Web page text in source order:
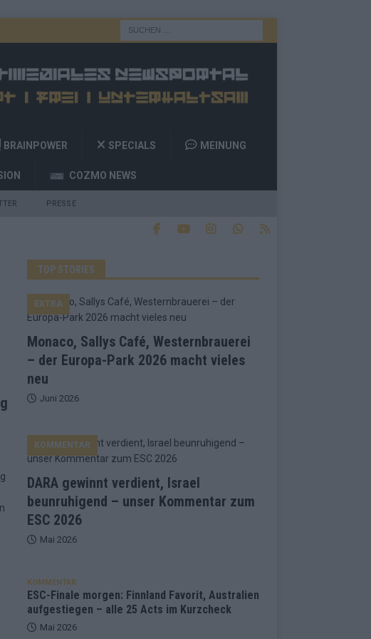
BRAINPOWER SPECIALS MEINUNG
COZMO NEWS
PRESSE
TOP STORIES
Monaco, Sallys Café, Westernbrauerei
– der Europa-Park 2026 macht vieles
neu
EXTRA
Juni 2026
DARA gewinnt verdient, Israel
beunruhigend – unser Kommentar zum
ESC 2026
KOMMENTAR
Mai 2026
KOMMENTAR
ESC-Finale morgen: Finnland Favorit, Australien
aufgestiegen – alle 25 Acts im Kurzcheck
Mai 2026